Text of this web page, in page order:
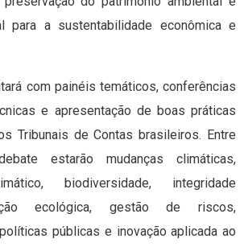
para a sustentabilidade econômica e
com painéis temáticos, conferências
e apresentação de boas práticas
Tribunais de Contas brasileiros. Entre
estarão mudanças climáticas,
biodiversidade, integridade
ecológica, gestão de riscos,
públicas e inovação aplicada ao